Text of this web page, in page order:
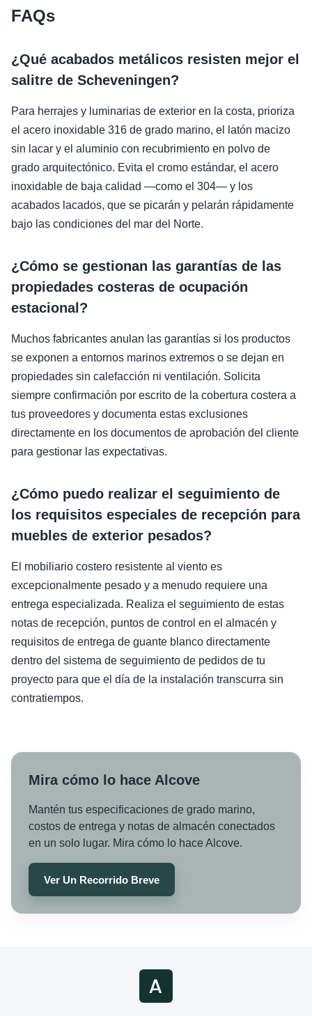
FAQs
¿Qué acabados metálicos resisten mejor el
salitre de Scheveningen?
Para herrajes y luminarias de exterior en la costa, prioriza
el acero inoxidable 316 de grado marino, el latón macizo
sin lacar y el aluminio con recubrimiento en polvo de
grado arquitectónico. Evita el cromo estándar, el acero
inoxidable de baja calidad —como el 304— y los
acabados lacados, que se picarán y pelarán rápidamente
bajo las condiciones del mar del Norte.
¿Cómo se gestionan las garantías de las
propiedades costeras de ocupación
estacional?
Muchos fabricantes anulan las garantías si los productos
se exponen a entornos marinos extremos o se dejan en
propiedades sin calefacción ni ventilación. Solicita
siempre confirmación por escrito de la cobertura costera a
tus proveedores y documenta estas exclusiones
directamente en los documentos de aprobación del cliente
para gestionar las expectativas.
¿Cómo puedo realizar el seguimiento de
los requisitos especiales de recepción para
muebles de exterior pesados?
El mobiliario costero resistente al viento es
excepcionalmente pesado y a menudo requiere una
entrega especializada. Realiza el seguimiento de estas
notas de recepción, puntos de control en el almacén y
requisitos de entrega de guante blanco directamente
dentro del sistema de seguimiento de pedidos de tu
proyecto para que el día de la instalación transcurra sin
contratiempos.
Mira cómo lo hace Alcove
Mantén tus especificaciones de grado marino,
costos de entrega y notas de almacén conectados
en un solo lugar. Mira cómo lo hace Alcove.
Ver Un Recorrido Breve